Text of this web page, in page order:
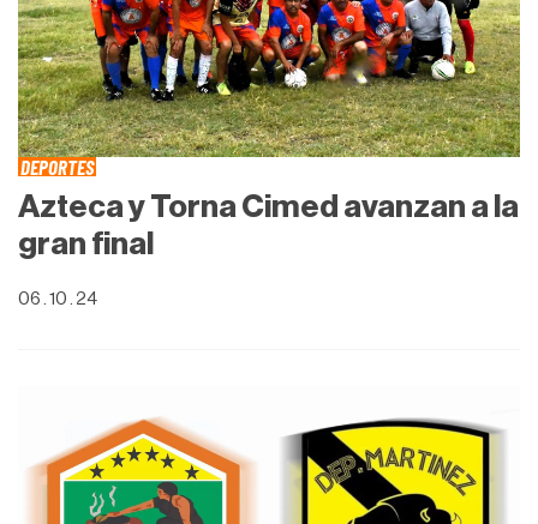
DEPORTES
Azteca y Torna Cimed avanzan a la
gran final
06 . 10 . 24